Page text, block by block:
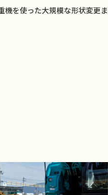
機を使った大規模な形状変更ま